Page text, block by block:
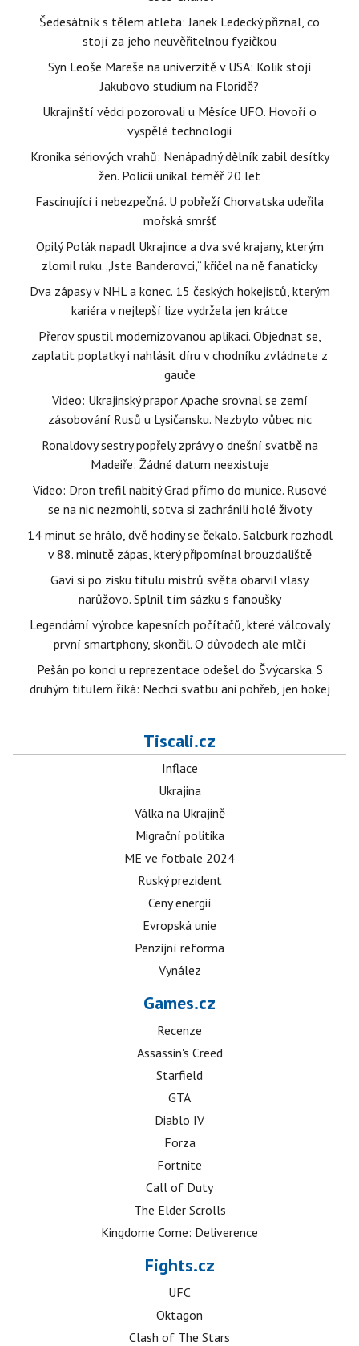
Šedesátník s tělem atleta: Janek Ledecký přiznal, co
stojí za jeho neuvěřitelnou fyzičkou
Syn Leoše Mareše na univerzitě v USA: Kolik stojí
Jakubovo studium na Floridě?
Ukrajinští vědci pozorovali u Měsíce UFO. Hovoří o
vyspělé technologii
Kronika sériových vrahů: Nenápadný dělník zabil desítky
žen. Policii unikal téměř 20 let
Fascinující i nebezpečná. U pobřeží Chorvatska udeřila
mořská smršť
Opilý Polák napadl Ukrajince a dva své krajany, kterým
zlomil ruku. „Jste Banderovci,“ křičel na ně fanaticky
Dva zápasy v NHL a konec. 15 českých hokejistů, kterým
kariéra v nejlepší lize vydržela jen krátce
Přerov spustil modernizovanou aplikaci. Objednat se,
zaplatit poplatky i nahlásit díru v chodníku zvládnete z
gauče
Video: Ukrajinský prapor Apache srovnal se zemí
zásobování Rusů u Lysičansku. Nezbylo vůbec nic
Ronaldovy sestry popřely zprávy o dnešní svatbě na
Madeiře: Žádné datum neexistuje
Video: Dron trefil nabitý Grad přímo do munice. Rusové
se na nic nezmohli, sotva si zachránili holé životy
14 minut se hrálo, dvě hodiny se čekalo. Salcburk rozhodl
v 88. minutě zápas, který připomínal brouzdaliště
Gavi si po zisku titulu mistrů světa obarvil vlasy
narůžovo. Splnil tím sázku s fanoušky
Legendární výrobce kapesních počítačů, které válcovaly
první smartphony, skončil. O důvodech ale mlčí
Pešán po konci u reprezentace odešel do Švýcarska. S
druhým titulem říká: Nechci svatbu ani pohřeb, jen hokej
Tiscali.cz
Inflace
Ukrajina
Válka na Ukrajině
Migrační politika
ME ve fotbale 2024
Ruský prezident
Ceny energií
Evropská unie
Penzijní reforma
Vynález
Games.cz
Recenze
Assassin's Creed
Starfield
GTA
Diablo IV
Forza
Fortnite
Call of Duty
The Elder Scrolls
Kingdome Come: Deliverence
Fights.cz
UFC
Oktagon
Clash of The Stars